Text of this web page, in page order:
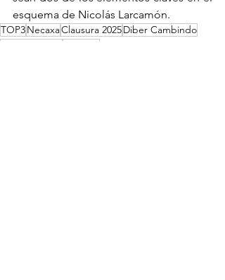
esquema de Nicolás Larcamón.
TOP3NecaxaClausura 2025Diber Cambindo